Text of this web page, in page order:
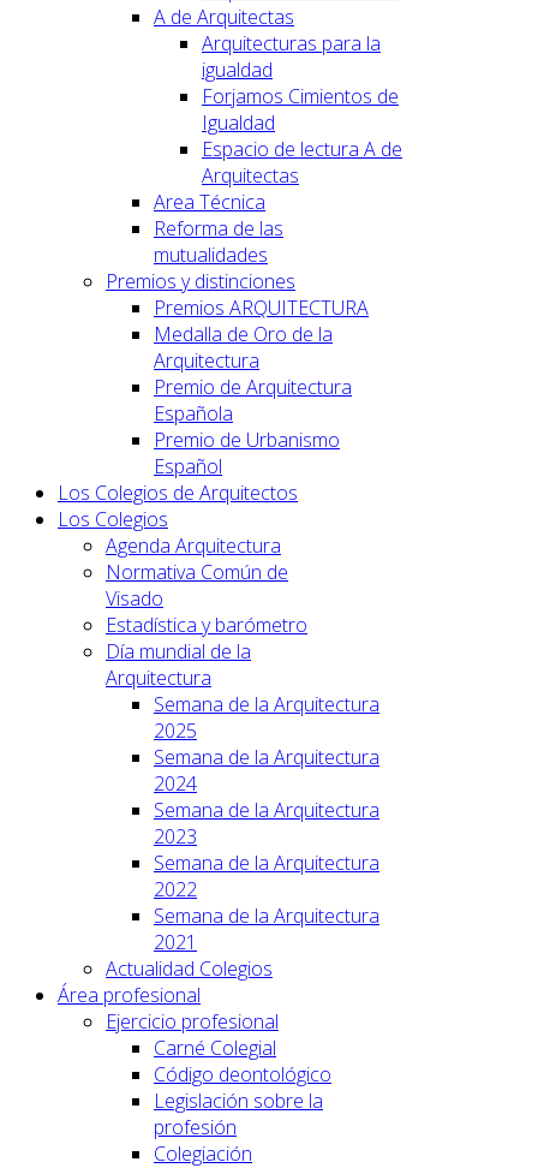
A de Arquitectas
Arquitecturas para la
igualdad
Forjamos Cimientos de
Igualdad
Espacio de lectura A de
Arquitectas
Area Técnica
Reforma de las
mutualidades
Premios y distinciones
Premios ARQUITECTURA
Medalla de Oro de la
Arquitectura
Premio de Arquitectura
Española
Premio de Urbanismo
Español
Los Colegios de Arquitectos
Los Colegios
Agenda Arquitectura
Normativa Común de
Visado
Estadística y barómetro
Día mundial de la
Arquitectura
Semana de la Arquitectura
2025
Semana de la Arquitectura
2024
Semana de la Arquitectura
2023
Semana de la Arquitectura
2022
Semana de la Arquitectura
2021
Actualidad Colegios
Área profesional
Ejercicio profesional
Carné Colegial
Código deontológico
Legislación sobre la
profesión
Colegiación